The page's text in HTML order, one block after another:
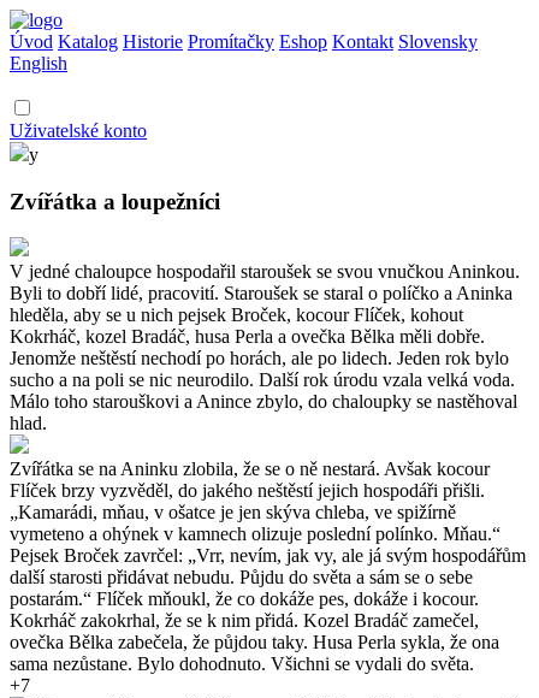
Úvod Katalog Historie Promítačky Eshop Kontakt Slovensky
English
Uživatelské konto
y
Zvířátka a loupežníci
V jedné chaloupce hospodařil staroušek se svou vnučkou Aninkou.
Byli to dobří lidé, pracovití. Staroušek se staral o políčko a Aninka
hleděla, aby se u nich pejsek Broček, kocour Flíček, kohout
Kokrháč, kozel Bradáč, husa Perla a ovečka Bělka měli dobře.
Jenomže neštěstí nechodí po horách, ale po lidech. Jeden rok bylo
sucho a na poli se nic neurodilo. Další rok úrodu vzala velká voda.
Málo toho starouškovi a Anince zbylo, do chaloupky se nastěhoval
hlad.
Zvířátka se na Aninku zlobila, že se o ně nestará. Avšak kocour
Flíček brzy vyzvěděl, do jakého neštěstí jejich hospodáři přišli.
„Kamarádi, mňau, v ošatce je jen skýva chleba, ve spižírně
vymeteno a ohýnek v kamnech olizuje poslední polínko. Mňau.“
Pejsek Broček zavrčel: „Vrr, nevím, jak vy, ale já svým hospodářům
další starosti přidávat nebudu. Půjdu do světa a sám se o sebe
postarám.“ Flíček mňoukl, že co dokáže pes, dokáže i kocour.
Kokrháč zakokrhal, že se k nim přidá. Kozel Bradáč zamečel,
ovečka Bělka zabečela, že půjdou taky. Husa Perla sykla, že ona
sama nezůstane. Bylo dohodnuto. Všichni se vydali do světa.
+7